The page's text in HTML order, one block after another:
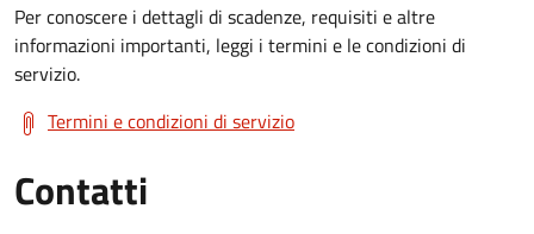
Per conoscere i dettagli di scadenze, requisiti e altre
informazioni importanti, leggi i termini e le condizioni di
servizio.
Termini e condizioni di servizio
Contatti